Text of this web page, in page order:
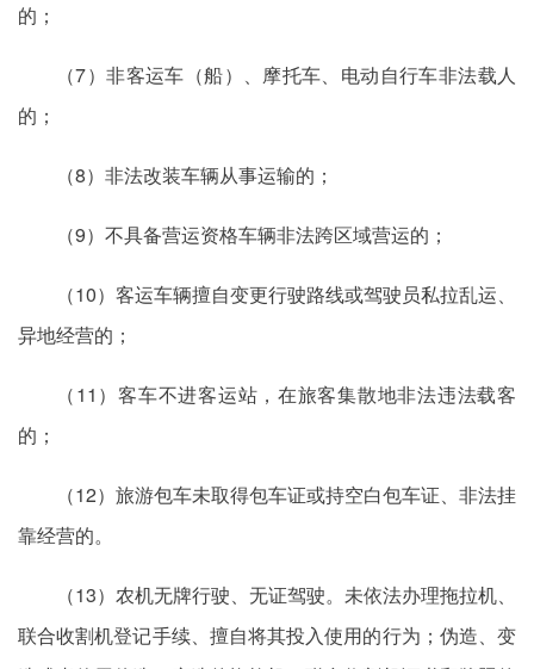
的；
（7）非客运车（船）、摩托车、电动自行车非法载人
的；
（8）非法改装车辆从事运输的；
（9）不具备营运资格车辆非法跨区域营运的；
（10）客运车辆擅自变更行驶路线或驾驶员私拉乱运、
异地经营的；
（11）客车不进客运站，在旅客集散地非法违法载客
的；
（12）旅游包车未取得包车证或持空白包车证、非法挂
靠经营的。
（13）农机无牌行驶、无证驾驶。未依法办理拖拉机、
联合收割机登记手续、擅自将其投入使用的行为；伪造、变